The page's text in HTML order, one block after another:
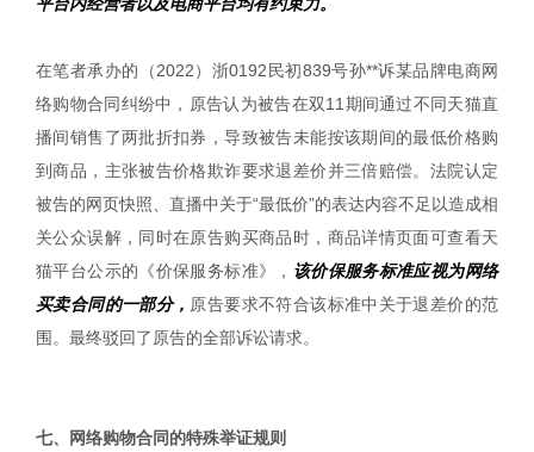
在笔者承办的（2022）浙0192民初839号孙**诉某品牌电商网
络购物合同纠纷中，原告认为被告在双11期间通过不同天猫直
播间销售了两批折扣券，导致被告未能按该期间的最低价格购
到商品，主张被告价格欺诈要求退差价并三倍赔偿。法院认定
被告的网页快照、直播中关于“最低价”的表达内容不足以造成相
关公众误解，同时在原告购买商品时，商品详情页面可查看天
猫平台公示的《价保服务标准》， 该价保服务标准应视为网络
买卖合同的一部分， 原告要求不符合该标准中关于退差价的范
围。最终驳回了原告的全部诉讼请求。
七、网络购物合同的特殊举证规则